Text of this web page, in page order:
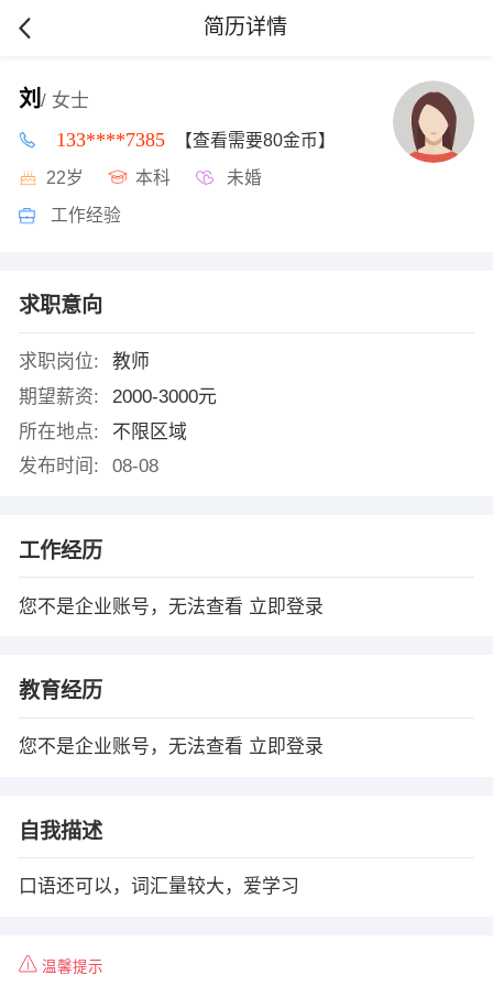
简历详情
刘 / 女士
133****7385 【查看需要80金币】
22岁 本科 未婚
工作经验
求职意向
求职岗位:
教师
期望薪资:
2000-3000元
所在地点:
不限区域
发布时间:
08-08
工作经历
您不是企业账号，无法查看 立即登录
教育经历
您不是企业账号，无法查看 立即登录
自我描述
口语还可以，词汇量较大，爱学习
温馨提示